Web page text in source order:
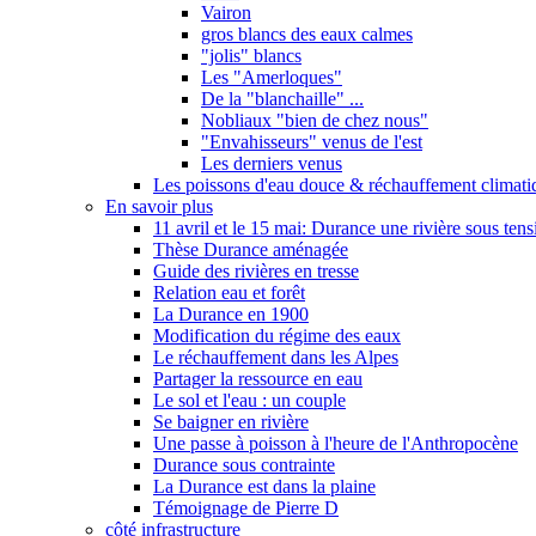
Vairon
gros blancs des eaux calmes
"jolis" blancs
Les "Amerloques"
De la "blanchaille" ...
Nobliaux "bien de chez nous"
"Envahisseurs" venus de l'est
Les derniers venus
Les poissons d'eau douce & réchauffement
En savoir plus
11 avril et le 15 mai: Durance une rivière sous
Thèse Durance aménagée
Guide des rivières en tresse
Relation eau et forêt
La Durance en 1900
Modification du régime des eaux
Le réchauffement dans les Alpes
Partager la ressource en eau
Le sol et l'eau : un couple
Se baigner en rivière
Une passe à poisson à l'heure de l'Anthropocène
Durance sous contrainte
La Durance est dans la plaine
Témoignage de Pierre D
côté infrastructure